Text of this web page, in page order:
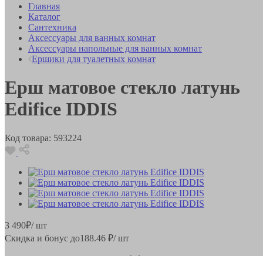
Главная
Каталог
Сантехника
Аксессуары для ванных комнат
Аксессуары напольные для ванных комнат
Ершики для туалетных комнат
Ерш матовое стекло латунь
Edifice IDDIS
Код товара: 593224
3 490₽/ шт
Скидка и бонус до188.46 ₽/ шт